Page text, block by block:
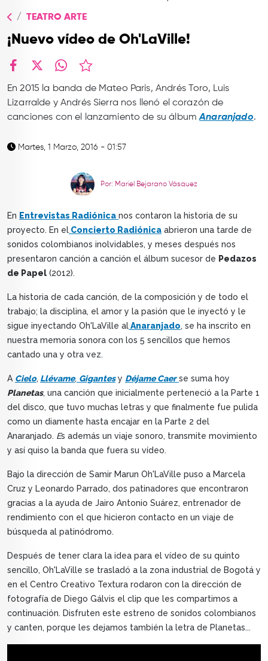
TEATRO ARTE
¡Nuevo vídeo de Oh'LaVille!
En 2015 la banda de Mateo Paris, Andrés Toro, Luis
Lizarralde y Andrés Sierra nos llenó el corazón de
canciones con el lanzamiento de su álbum Anaranjado.
Martes, 1 Marzo, 2016 - 01:57
Por: Mariel Bejarano Vásquez
En Entrevistas Radiónica nos contaron la historia de su
proyecto. En el Concierto Radiónica abrieron una tarde de
sonidos colombianos inolvidables, y meses después nos
presentaron canción a canción el álbum sucesor de Pedazos
de Papel (2012).
La historia de cada canción, de la composición y de todo el
trabajo; la disciplina, el amor y la pasión que le inyectó y le
sigue inyectando Oh'LaVille alAnaranjado, se ha inscrito en
nuestra memoria sonora con los 5 sencillos que hemos
cantado una y otra vez.
A Cielo, Llévame, Gigantesy Déjame Caer se suma hoy
Planetas, una canción que inicialmente perteneció a la Parte 1
del disco, que tuvo muchas letras y que finalmente fue pulida
como un diamente hasta encajar en la Parte 2 del
Anaranjado. Es además un viaje sonoro, transmite movimiento
y así quiso la banda que fuera su vídeo.
Bajo la dirección de Samir Marun Oh'LaVille puso a Marcela
Cruz y Leonardo Parrado, dos patinadores que encontraron
gracias a la ayuda de Jairo Antonio Suárez, entrenador de
rendimiento con el que hicieron contacto en un viaje de
búsqueda al patinódromo.
Después de tener clara la idea para el vídeo de su quinto
sencillo, Oh'LaVille se trasladó a la zona industrial de Bogotá y
en el Centro Creativo Textura rodaron con la dirección de
fotografía de Diego Gálvis el clip que les compartimos a
continuación. Disfruten este estreno de sonidos colombianos
y canten, porque les dejamos también la letra de Planetas...